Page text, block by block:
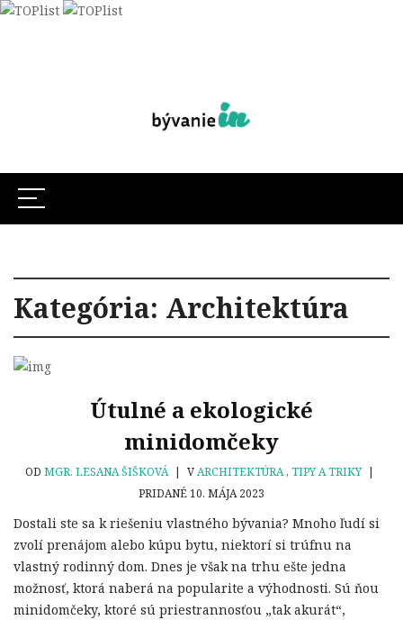
Kategória: Architektúra
Útulné a ekologické
minidomčeky
OD MGR. LESANA ŠIŠKOVÁ | VARCHITEKTÚRA, TIPY A TRIKY |
PRIDANÉ 10. MÁJA 2023
Dostali ste sa k riešeniu vlastného bývania? Mnoho ľudí si
zvolí prenájom alebo kúpu bytu, niektorí si trúfnu na
vlastný rodinný dom. Dnes je však na trhu ešte jedna
možnosť, ktorá naberá na popularite a výhodnosti. Sú ňou
minidomčeky, ktoré sú priestrannosťou „tak akurát“,